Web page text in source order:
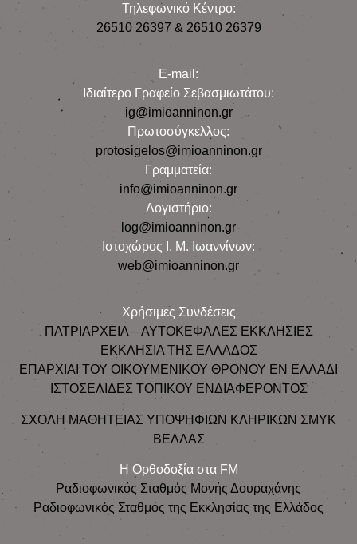
Τηλεφωνικό Κέντρο:
26510 26397 & 26510 26379
E-mail:
Iδιαίτερο Γραφείο Σεβασμιωτάτου:
ig@imioanninon.gr
Πρωτοσύγκελλος:
protosigelos@imioanninon.gr
Γραμματεία:
info@imioanninon.gr
Λογιστήριο:
log@imioanninon.gr
Ιστοχώρος Ι. Μ. Ιωαννίνων:
web@imioanninon.gr
Χρήσιμες Συνδέσεις
ΠΑΤΡΙΑΡΧΕΙΑ – ΑΥΤΟΚΕΦΑΛΕΣ ΕΚΚΛΗΣΙΕΣ
ΕΚΚΛΗΣΙΑ ΤΗΣ ΕΛΛΑΔΟΣ
ΕΠΑΡΧΙΑΙ ΤΟΥ ΟΙΚΟΥΜΕΝΙΚΟΥ ΘΡΟΝΟΥ ΕΝ ΕΛΛΑΔΙ
ΙΣΤΟΣΕΛΙΔΕΣ ΤΟΠΙΚΟΥ ΕΝΔΙΑΦΕΡΟΝΤΟΣ
ΣΧΟΛΗ ΜΑΘΗΤΕΙΑΣ ΥΠΟΨΗΦΙΩΝ ΚΛΗΡΙΚΩΝ ΣΜΥΚ
ΒΕΛΛΑΣ
Η Ορθοδοξία στα FM
Ραδιοφωνικός Σταθμός Μονής Δουραχάνης
Ραδιοφωνικός Σταθμός της Εκκλησίας της Ελλάδος